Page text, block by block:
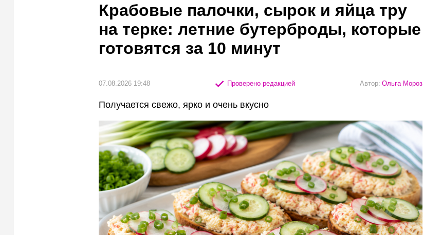
Крабовые палочки, сырок и яйца тру
на терке: летние бутерброды, которые
готовятся за 10 минут
07.08.2026 19:48 Проверено редакцией Автор: Ольга Мороз
Получается свежо, ярко и очень вкусно